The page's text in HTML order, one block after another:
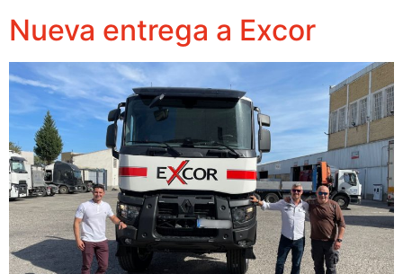
Nueva entrega a Excor